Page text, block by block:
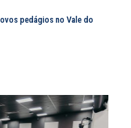
pedágios no Vale do